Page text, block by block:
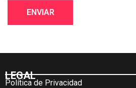
LEGAL
Política de Privacidad